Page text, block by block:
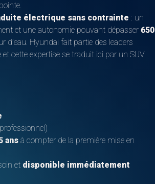
électrique sans contrainte : un
et une autonomie pouvant dépasser 650
d’eau. Hyundai fait partie des leaders
cette expertise se traduit ici par un SUV
ans à compter de la première mise en
et disponible immédiatement